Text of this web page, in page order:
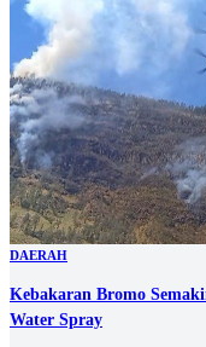
DAERAH
Kebakaran Bromo
Water Spray